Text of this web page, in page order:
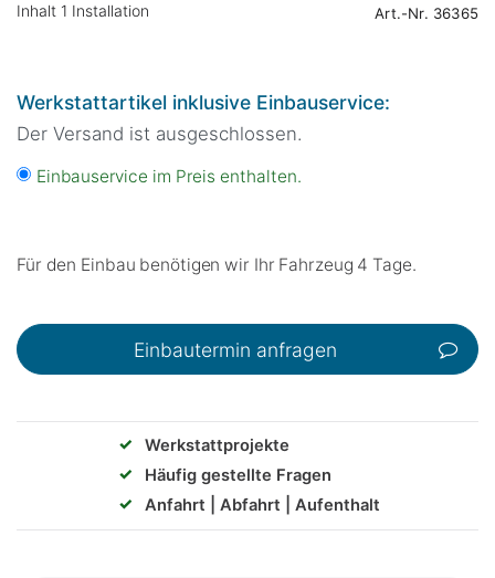
Inhalt 1 Installation Art.-Nr. 36365
Werkstattartikel inklusive Einbauservice:
Der Versand ist ausgeschlossen.
Einbauservice im Preis enthalten.
Für den Einbau benötigen wir Ihr Fahrzeug 4 Tage.
Einbautermin anfragen
✓
Werkstattprojekte
✓
Häufig gestellte Fragen
✓
Anfahrt | Abfahrt | Aufenthalt